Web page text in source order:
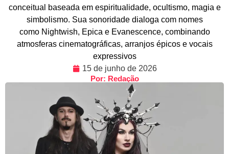
conceitual baseada em espiritualidade, ocultismo, magia e
simbolismo. Sua sonoridade dialoga com nomes
como Nightwish, Epica e Evanescence, combinando
atmosferas cinematográficas, arranjos épicos e vocais
expressivos
15 de junho de 2026
Por: Redação